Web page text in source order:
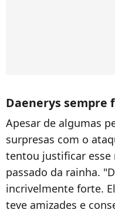
Daenerys sempre
Apesar de algumas
surpresas com o
tentou justificar esse
passado da rainha.
incrivelmente forte.
teve amizades e